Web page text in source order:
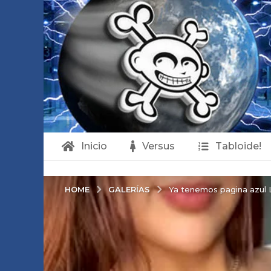
Inicio Versus Tabloide!
HOME GALERÍAS Ya tenemos pagina azul